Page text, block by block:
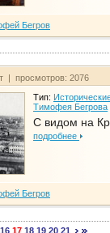
Бегров
| просмотров: 2076
Тип:
Тимофея Бегрова
С видом на
подробнее
Бегров
16 17 18 19 20 21